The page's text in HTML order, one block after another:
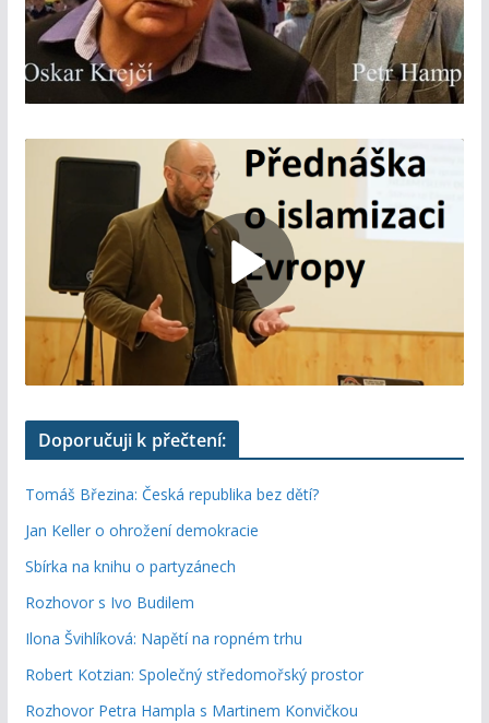
Doporučuji k přečtení:
Tomáš Březina: Česká republika bez dětí?
Jan Keller o ohrožení demokracie
Sbírka na knihu o partyzánech
Rozhovor s Ivo Budilem
Ilona Švihlíková: Napětí na ropném trhu
Robert Kotzian: Společný středomořský prostor
Rozhovor Petra Hampla s Martinem Konvičkou